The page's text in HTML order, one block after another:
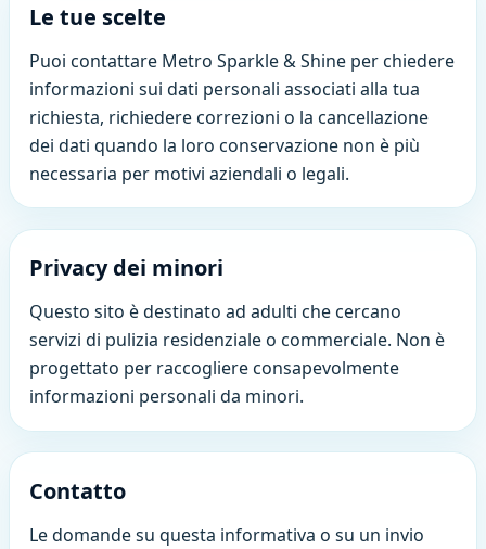
Le tue scelte
Puoi contattare Metro Sparkle & Shine per chiedere
informazioni sui dati personali associati alla tua
richiesta, richiedere correzioni o la cancellazione
dei dati quando la loro conservazione non è più
necessaria per motivi aziendali o legali.
Privacy dei minori
Questo sito è destinato ad adulti che cercano
servizi di pulizia residenziale o commerciale. Non è
progettato per raccogliere consapevolmente
informazioni personali da minori.
Contatto
Le domande su questa informativa o su un invio